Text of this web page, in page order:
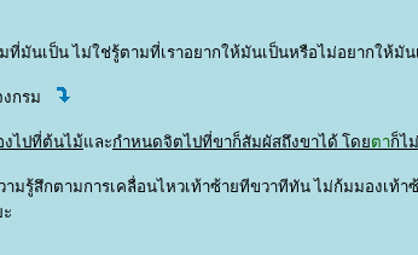
ที่มันเป็น ไม่ใช่รู้ตามที่เราอยากให้มันเป็นหรือไม่อยากให้
งกรม
งไปที่ต้นไม้ละกำหนดจิตไปที่ขาก็สัมผัสถึงขาได้ โดตาก็ไ
ามรู้สึกตามการเคลื่อนไหวเท้าซ้ายทีขวาทีทัน ไม่ก้มมองเ